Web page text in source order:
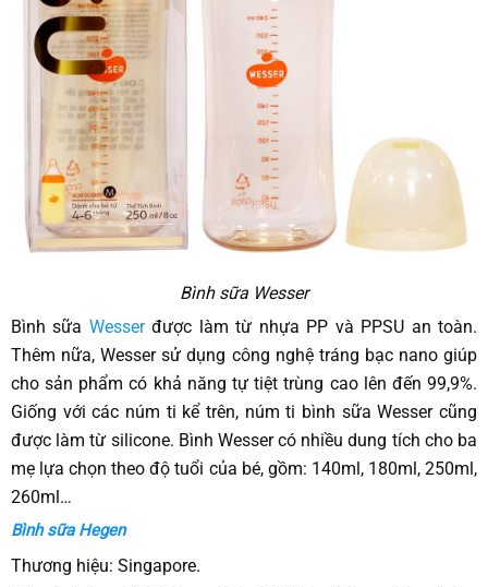
Bình sữa Wesser
Bình sữa Wesserđược làm từ nhựa PP và PPSU an toàn.
Thêm nữa, Wesser sử dụng công nghệ tráng bạc nano giúp
cho sản phẩm có khả năng tự tiệt trùng cao lên đến 99,9%.
Giống với các núm ti kể trên, núm ti bình sữa Wesser cũng
được làm từ silicone. Bình Wesser có nhiều dung tích cho ba
mẹ lựa chọn theo độ tuổi của bé, gồm: 140ml, 180ml, 250ml,
260ml…
Bình sữa Hegen
Thương hiệu: Singapore.